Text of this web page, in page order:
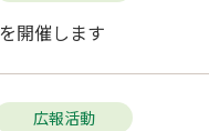
開催します
広報活動